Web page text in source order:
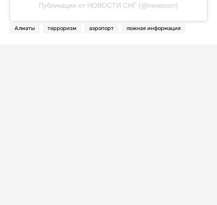
Публикация от НОВОСТИ СНГ (@newscorr)
Алматы терроризм аэропорт ложная информация